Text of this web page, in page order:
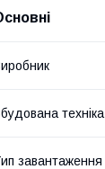
техніка
завантаження